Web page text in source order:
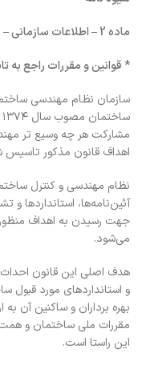
ماده 2 – اطلاعات سازمانی – هویتی موسسه :
* قوانین و مقررات راجع
سازمان نظام مهندسی
مشارکت هر چه وسیع تر
اهداف قانون مذکور
نظام‌ مهندسی ‌و کنترل
آئین‌نامه‌ها، استانداردها
جهت‌ رسیدن ‌به‌ اهداف‌ منظ‌ور
می‌شود.
هدف اصلی این قانون
و استانداردهای مورد قبول
بهره برداران و ساکنین آن
مقررات ملی ساختمان و
این راستا است.